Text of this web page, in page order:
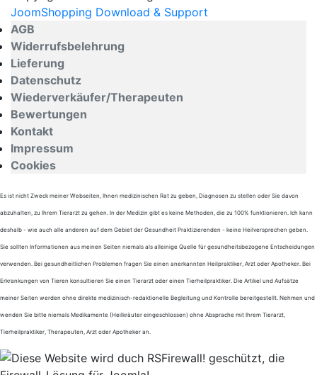
JoomShopping Download & Support
AGB
Widerrufsbelehrung
Lieferung
Datenschutz
Wiederverkäufer/Therapeuten
Bewertungen
Kontakt
Impressum
Cookies
Es ist nicht Zweck meiner Webseiten, Ihnen medizinischen Rat zu geben, Diagnosen zu stellen oder Sie davon
abzuhalten, zu Ihrem Tierarzt zu gehen. In der Medizin gibt es keine Methoden, die zu 100% funktionieren. Ich kann
deshalb - wie auch alle anderen auf dem Gebiet der Gesundheit Praktizierenden - keine Heilversprechen geben.
Sie sollten Informationen aus meinen Seiten niemals als alleinige Quelle für gesundheitsbezogene Entscheidungen
verwenden. Bei gesundheitlichen Problemen fragen Sie einen anerkannten Heilpraktiker, Arzt oder Apotheker. Bei
Erkrankungen von Tieren konsultieren Sie einen Tierarzt oder einen Tierheilpraktiker. Die Artikel und Aufsätze
meiner Seiten werden ohne direkte medizinisch-redaktionelle Begleitung und Kontrolle bereitgestellt. Nehmen und
wenden Sie bitte niemals Medikamente (Heilkräuter eingeschlossen) ohne Absprache mit Ihrem Tierarzt,
Tierheilpraktiker, Therapeuten, Arzt oder Apotheker an.